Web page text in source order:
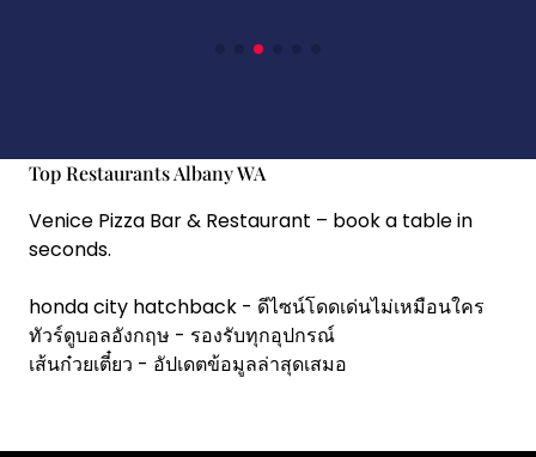
Top Restaurants Albany WA
Venice Pizza Bar & Restaurant – book a table in
seconds.
honda city hatchback - ดีไซน์โดดเด่นไม่เหมือนใคร
ทัวร์ดูบอลอังกฤษ - รองรับทุกอุปกรณ์
เส้นก๋วยเตี๋ยว - อัปเดตข้อมูลล่าสุดเสมอ